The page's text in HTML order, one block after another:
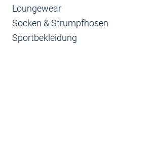
Loungewear
Socken & Strumpfhosen
Sportbekleidung